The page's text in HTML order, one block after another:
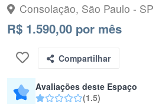
Consolação, São Paulo - SP
R$ 1.590,00 por mês
Compartilhar
Avaliações deste Espaço
(1.5)